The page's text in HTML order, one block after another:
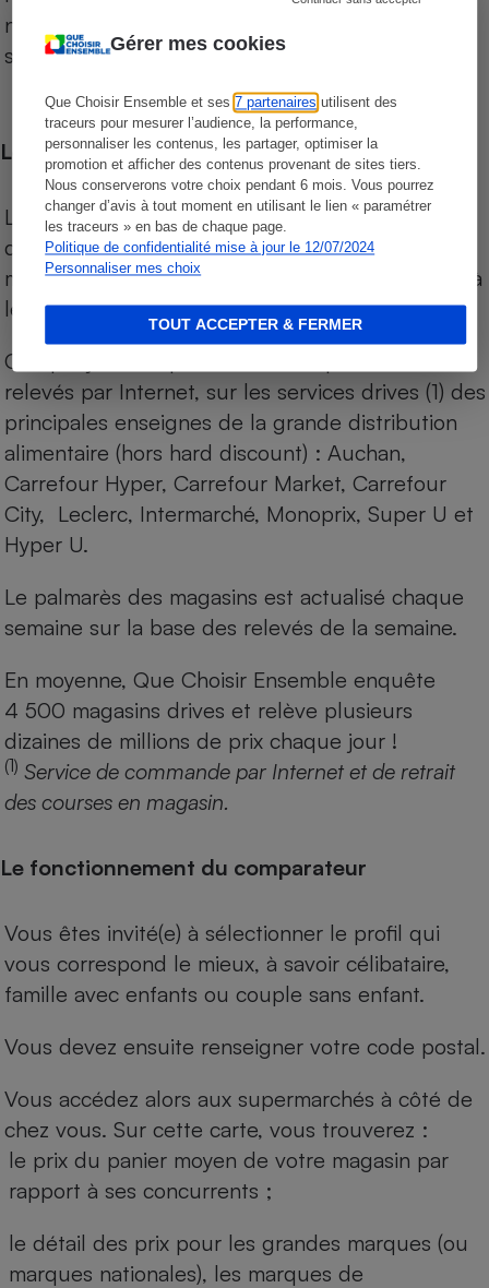
Gérer mes cookies
Que Choisir Ensemble et ses7 partenaires utilisent des
traceurs pour mesurer l’audience, la performance,
personnaliser les contenus, les partager, optimiser la
promotion et afficher des contenus provenant de sites tiers.
Nous conserverons votre choix pendant 6 mois. Vous pourrez
changer d’avis à tout moment en utilisant le lien « paramétrer
les traceurs » en bas de chaque page.
Politique de confidentialité mise à jour le 12/07/2024
Personnaliser mes choix
TOUT ACCEPTER & FERMER
niveau de prix des supermarchés, géolocalisés
sur le territoire français.
Les comparaisons de prix
Les comparaisons sont réalisées sur l’ensemble
des produits des magasins. Les produits de
marques de distributeurs (MDD) sont comparés à
leurs équivalents chez leurs concurrents.
Chaque jour, les prix de tous les produits sont
relevés par Internet, sur les services drives (1) des
principales enseignes de la grande distribution
alimentaire (hors hard discount) : Auchan,
Carrefour Hyper, Carrefour Market, Carrefour
City, Leclerc, Intermarché, Monoprix, Super U et
Hyper U.
Le palmarès des magasins est actualisé chaque
semaine sur la base des relevés de la semaine.
En moyenne, Que Choisir Ensemble enquête
4 500 magasins drives et relève plusieurs
dizaines de millions de prix chaque jour !
(1) Service de commande par Internet et de retrait
des courses en magasin.
Le fonctionnement du comparateur
Vous êtes invité(e) à sélectionner le profil qui
vous correspond le mieux, à savoir célibataire,
famille avec enfants ou couple sans enfant.
Vous devez ensuite renseigner votre code postal.
Vous accédez alors aux supermarchés à côté de
chez vous. Sur cette carte, vous trouverez :
le prix du panier moyen de votre magasin par
rapport à ses concurrents ;
le détail des prix pour les grandes marques (ou
marques nationales), les marques de